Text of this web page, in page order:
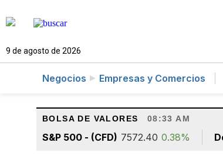
9 de agosto de 2026
Negocios Empresas y Comercios
BOLSA DE VALORES 08:33 AM
S&P 500 - (CFD) 7572.40 0.38%